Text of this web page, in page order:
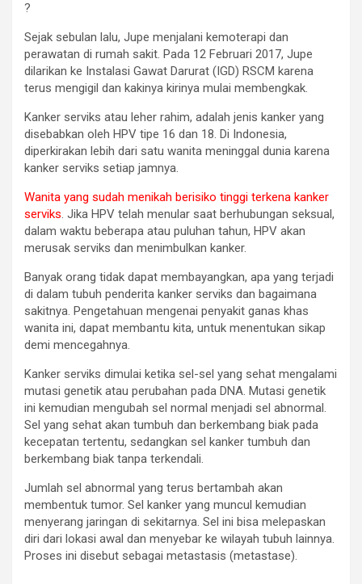
?
Sejak sebulan lalu, Jupe menjalani kemoterapi dan
perawatan di rumah sakit. Pada 12 Februari 2017, Jupe
dilarikan ke Instalasi Gawat Darurat (IGD) RSCM karena
terus mengigil dan kakinya kirinya mulai membengkak.
Kanker serviks atau leher rahim, adalah jenis kanker yang
disebabkan oleh HPV tipe 16 dan 18. Di Indonesia,
diperkirakan lebih dari satu wanita meninggal dunia karena
kanker serviks setiap jamnya.
Wanita yang sudah menikah berisiko tinggi terkena kanker
serviks. Jika HPV telah menular saat berhubungan seksual,
dalam waktu beberapa atau puluhan tahun, HPV akan
merusak serviks dan menimbulkan kanker.
Banyak orang tidak dapat membayangkan, apa yang terjadi
di dalam tubuh penderita kanker serviks dan bagaimana
sakitnya. Pengetahuan mengenai penyakit ganas khas
wanita ini, dapat membantu kita, untuk menentukan sikap
demi mencegahnya.
Kanker serviks dimulai ketika sel-sel yang sehat mengalami
mutasi genetik atau perubahan pada DNA. Mutasi genetik
ini kemudian mengubah sel normal menjadi sel abnormal.
Sel yang sehat akan tumbuh dan berkembang biak pada
kecepatan tertentu, sedangkan sel kanker tumbuh dan
berkembang biak tanpa terkendali.
Jumlah sel abnormal yang terus bertambah akan
membentuk tumor. Sel kanker yang muncul kemudian
menyerang jaringan di sekitarnya. Sel ini bisa melepaskan
diri dari lokasi awal dan menyebar ke wilayah tubuh lainnya.
Proses ini disebut sebagai metastasis (metastase).